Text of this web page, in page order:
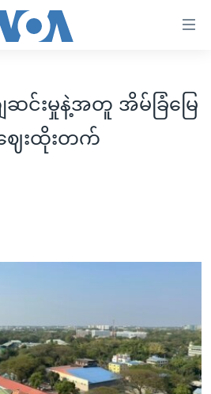
လက်များ
ဆင်းမှုနဲ့အတူ အိမ်ခြံမြေ
ေးထိုးတက်